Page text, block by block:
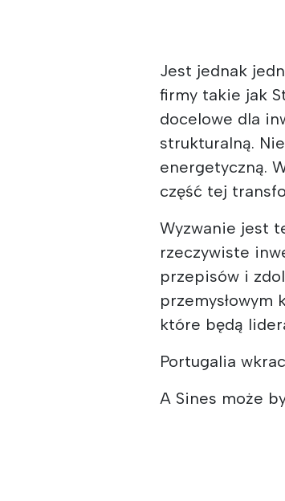
Jest jednak
firmy takie jak
docelowe dla
strukturalną.
energetyczną.
część tej
Wyzwanie jest
rzeczywiste
przepisów i
przemysłowym
które będą
Portugalia
A Sines może